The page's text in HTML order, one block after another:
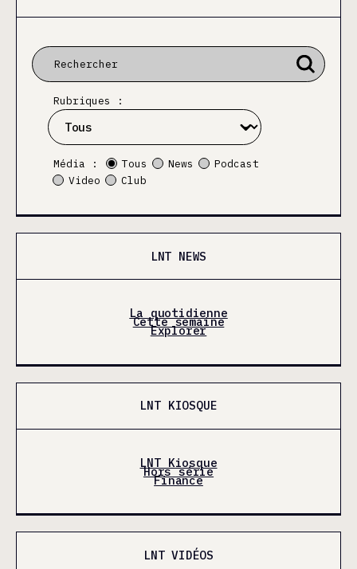
Rubriques :
Média : Tous News
Podcast
Video
Club
LNT NEWS
La quotidienne
Cette semaine
Explorer
LNT KIOSQUE
LNT Kiosque
Hors série
Finance
LNT VIDÉOS